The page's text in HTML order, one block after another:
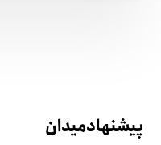
پیشنهاد میدان